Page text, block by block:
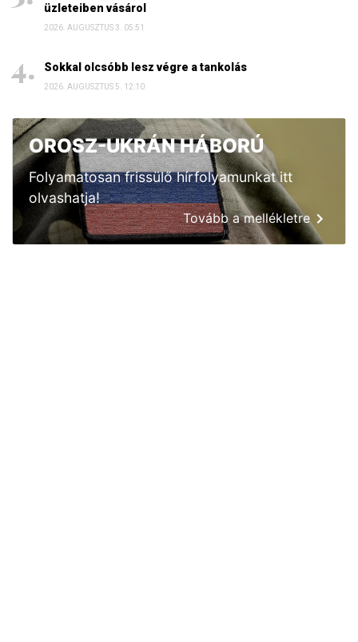
üzleteiben vásárol
2026. AUGUSZTUS 3. 05:51
Sokkal olcsóbb lesz végre a tankolás
2026. AUGUSZTUS 5. 12:10
OROSZ-UKRÁN HÁBORÚ
Folyamatosan frissülő hírfolyamunkat itt
olvashatja!
Tovább a mellékletre